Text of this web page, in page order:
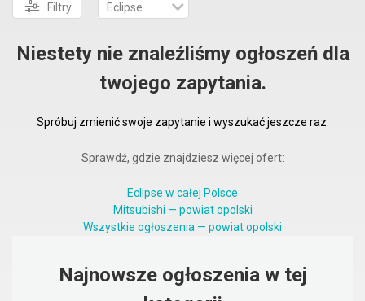
Filtry Eclipse
Niestety nie znaleźliśmy ogłoszeń dla
twojego zapytania.
Spróbuj zmienić swoje zapytanie i wyszukać jeszcze raz.
Sprawdź, gdzie znajdziesz więcej ofert:
Eclipse w całej Polsce
Mitsubishi — powiat opolski
Wszystkie ogłoszenia — powiat opolski
Najnowsze ogłoszenia w tej